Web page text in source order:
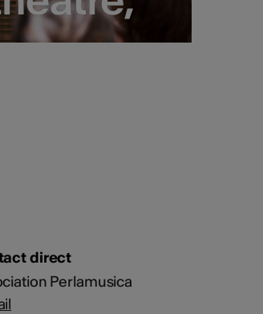
direct
Perlamusica